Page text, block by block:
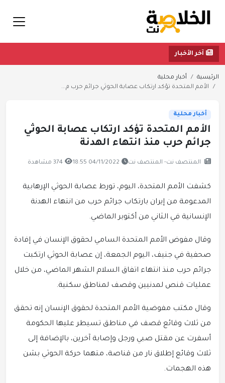
آخر الأخبار
الرئيسية
أخبار محلية
الأمم المتحدة تؤكد ارتكاب عصابة الحوثي جرائم حرب م...
أخبار محلية
الأمم المتحدة تؤكد ارتكاب عصابة الحوثي
جرائم حرب منذ انتهاء الهدنة
المنتصف نت- المنتصف نت 04/11/2022 18:55 374 مشاهدة
كشفت الأمم المتحدة، اليوم، تورط عصابة الحوثي الإرهابية
المدعومة من إيران بارتكاب جرائم حرب من انتهاء الهدنة
الإنسانية في الثاني من أكتوبر الماضي.
وقال مفوض الأمم المتحدة السامي لحقوق الإنسان في إفادة
صحفية في جنيف، اليوم الجمعة، إن عصابة الحوثي ارتكبت
جرائم حرب منذ انتهاء اتفاق السلام الشهر الماضي، من خلال
عمليات قنص لمدنيين وقصف لمناطق سكنية.
وقال مكتب مفوضية الأمم المتحدة لحقوق الإنسان إنه تحقق
من ثلاث وقائع قصف في مناطق تسيطر عليها الحكومة
أسفرت عن مقتل صبي ورجل وإصابة آخرين، بالإضافة إلى
ثلاث وقائع إطلاق نار من قناصة، متهما حركة الحوثي بشن
هذه الهجمات.